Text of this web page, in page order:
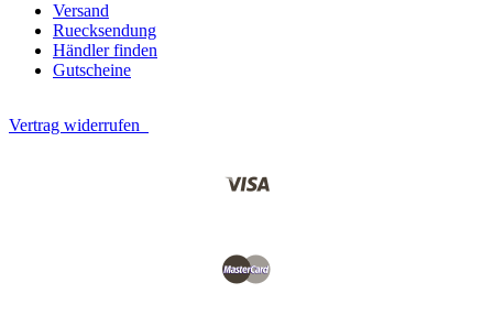
Versand
Ruecksendung
Händler finden
Gutscheine
Vertrag widerrufen